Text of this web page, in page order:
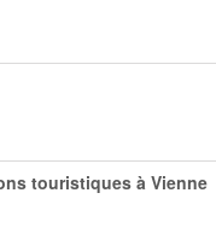
touristiques à Vienne